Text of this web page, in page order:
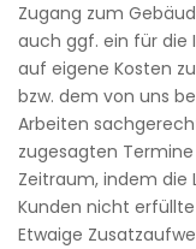
Zugang zum
auch ggf. ein für die
auf eigene Kosten
bzw. dem von uns
Arbeiten
zugesagten
Zeitraum, indem die
Kunden nicht
Etwaige